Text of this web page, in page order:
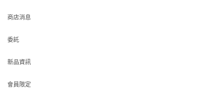
商店消息
委託
新品資訊
會員限定